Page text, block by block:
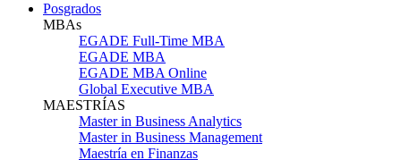
Posgrados
MBAs
EGADE Full-Time MBA
EGADE MBA
EGADE MBA Online
Global Executive MBA
MAESTRÍAS
Master in Business Analytics
Master in Business Management
Maestría en Finanzas